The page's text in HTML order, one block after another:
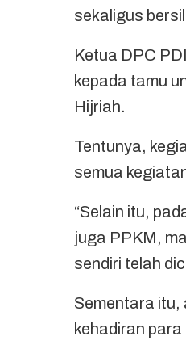
sekaligus
Ketua DPC
kepada tamu
Hijriah.
Tentunya,
semua
“Selain itu,
juga PPKM,
sendiri telah
Sementara itu,
kehadiran